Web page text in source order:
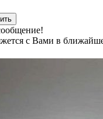
с Вами в